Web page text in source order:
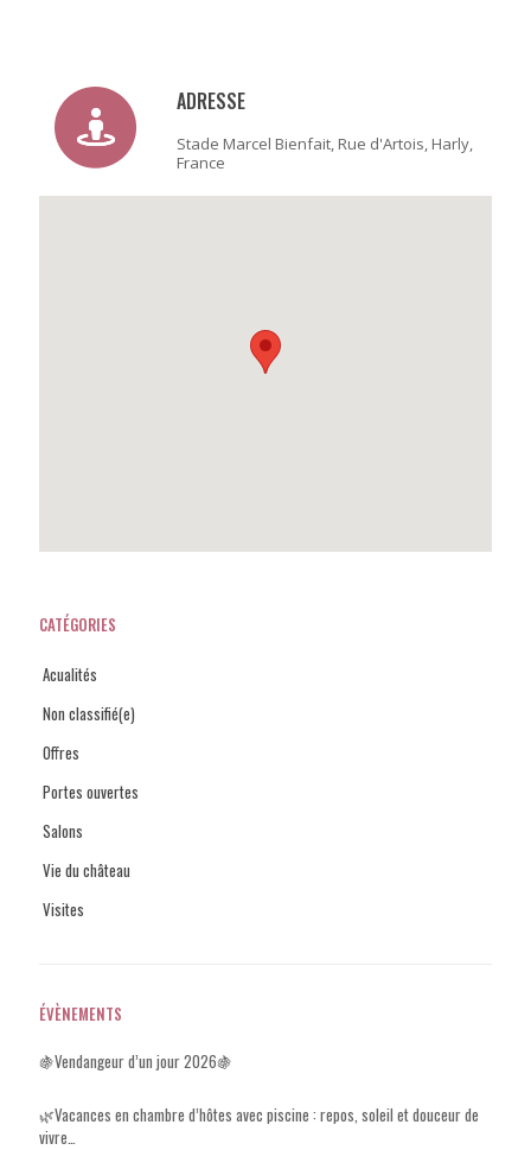
ADRESSE
Stade Marcel Bienfait, Rue d'Artois, Harly,
France
CATÉGORIES
Acualités
Non classifié(e)
Offres
Portes ouvertes
Salons
Vie du château
Visites
ÉVÈNEMENTS
🍇Vendangeur d’un jour 2026🍇
🌿Vacances en chambre d’hôtes avec piscine : repos, soleil et douceur de
vivre…